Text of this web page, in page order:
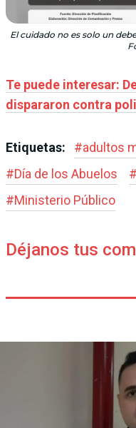
El cuidado no es solo un
Te puede interesar:
dispararon contra
Etiquetas: #adultos
#Día de los Abuelos #
#Ministerio Público
Déjanos tus